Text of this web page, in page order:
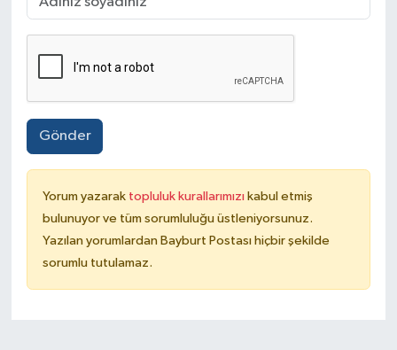
Gönder
Yorum yazarak topluluk kurallarımızı kabul etmiş
bulunuyor ve tüm sorumluluğu üstleniyorsunuz.
Yazılan yorumlardan Bayburt Postası hiçbir şekilde
sorumlu tutulamaz.